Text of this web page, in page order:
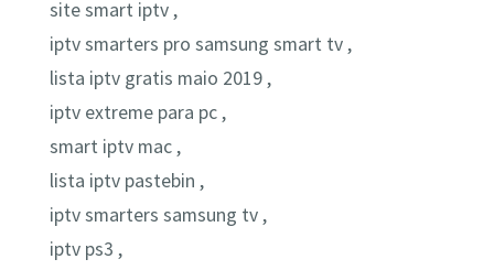
site smart iptv ,
iptv smarters pro samsung smart tv ,
lista iptv gratis maio 2019 ,
iptv extreme para pc ,
smart iptv mac ,
lista iptv pastebin ,
iptv smarters samsung tv ,
iptv ps3 ,